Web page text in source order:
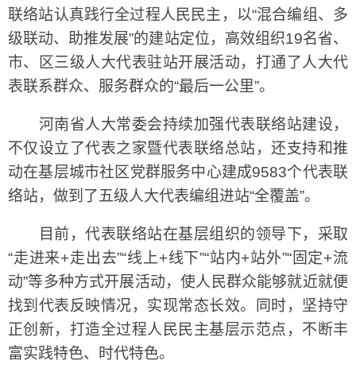
联络站认真践行全过程人民民主，以“混合编组、多
级联动、助推发展”的建站定位，高效组织19名省、
市、区三级人大代表驻站开展活动，打通了人大代
表联系群众、服务群众的“最后一公里”。
河南省人大常委会持续加强代表联络站建设，
不仅设立了代表之家暨代表联络总站，还支持和推
动在基层城市社区党群服务中心建成9583个代表联
络站，做到了五级人大代表编组进站“全覆盖”。
目前，代表联络站在基层组织的领导下，采取
“走进来+走出去”“线上+线下”“站内+站外”“固定+流
动”等多种方式开展活动，使人民群众能够就近就便
找到代表反映情况，实现常态长效。同时，坚持守
正创新，打造全过程人民民主基层示范点，不断丰
富实践特色、时代特色。